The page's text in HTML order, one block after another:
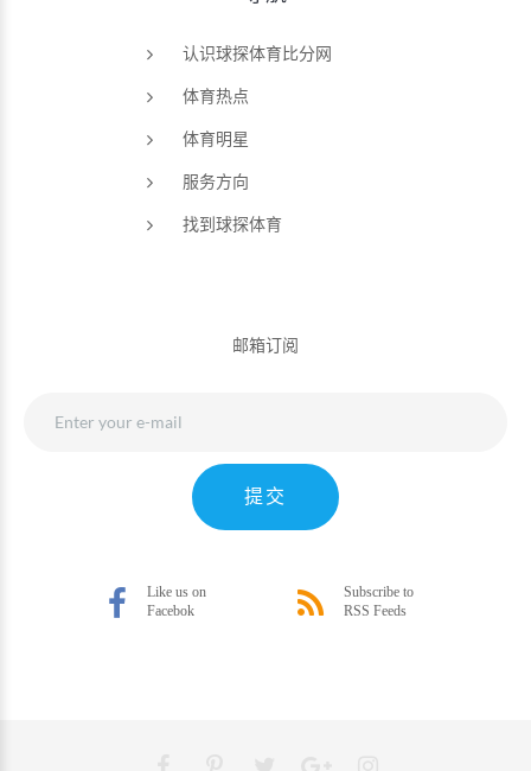
认识球探体育比分网
体育热点
体育明星
服务方向
找到球探体育
邮箱订阅
提交